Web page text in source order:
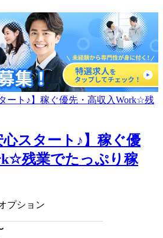
心スタート♪】稼ぐ優
残業でたっぷり稼
プション